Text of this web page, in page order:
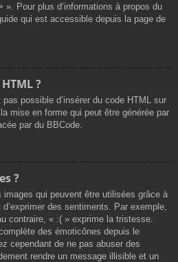
Pour plus d’informations à propos du
qui est accessible depuis la page de
?
possible d’insérer du code HTML sur
mise en forme qui peut être générée par
par du BBCode.
?
images qui peuvent être utilisées grâce à
des sentiments. Par exemple,
contraire, « :( » exprime la tristesse.
des émoticônes depuis le
cependant de ne pas abuser des
rendre un message illisible et un